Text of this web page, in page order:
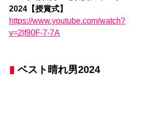
2024【授賞式】
https://www.youtube.com/watch?
v=2lf90F-7-7A
▮ ベスト晴れ男2024